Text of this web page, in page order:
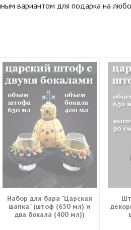
вариантом для подарка на
Набор для бара "Царская
шапка" (штоф (650 мл) и
два бокала (400 мл))